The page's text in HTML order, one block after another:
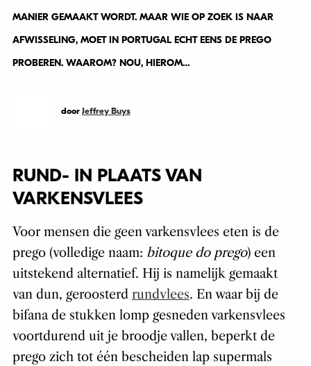
MANIER GEMAAKT WORDT. MAAR WIE OP ZOEK IS NAAR
AFWISSELING, MOET IN PORTUGAL ECHT EENS DE PREGO
PROBEREN. WAAROM? NOU, HIEROM…
door Jeffrey Buys
RUND- IN PLAATS VAN
VARKENSVLEES
Voor mensen die geen varkensvlees eten is de
prego (volledige naam: bitoque do prego) een
uitstekend alternatief. Hij is namelijk gemaakt
van dun, geroosterd rundvlees. En waar bij de
bifana de stukken lomp gesneden varkensvlees
voortdurend uit je broodje vallen, beperkt de
prego zich tot één bescheiden lap supermals